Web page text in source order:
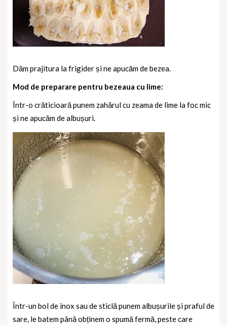
Dăm prajitura la frigider și ne apucăm de bezea.
Mod de preparare pentru bezeaua cu lime:
Într-o crăticioară punem zahărul cu zeama de lime la foc mic
și ne apucăm de albușuri.
Într-un bol de inox sau de sticlă punem albușurile și praful de
sare, le batem până obținem o spumă fermă, peste care